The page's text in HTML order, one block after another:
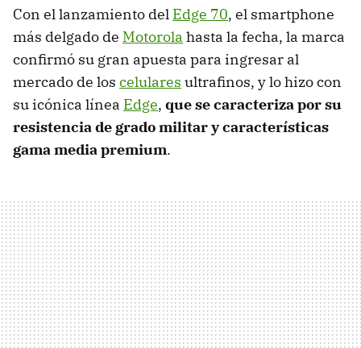
Con el lanzamiento del Edge 70, el smartphone
más delgado de Motorola hasta la fecha, la marca
confirmó su gran apuesta para ingresar al
mercado de los celulares ultrafinos, y lo hizo con
su icónica línea Edge, que se caracteriza por su
resistencia de grado militar y características
gama media premium.